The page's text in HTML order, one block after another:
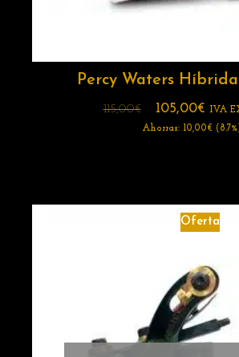
Percy Waters
115,00€ 105,00€ IVA
Ahorras: 10,00€
Oferta